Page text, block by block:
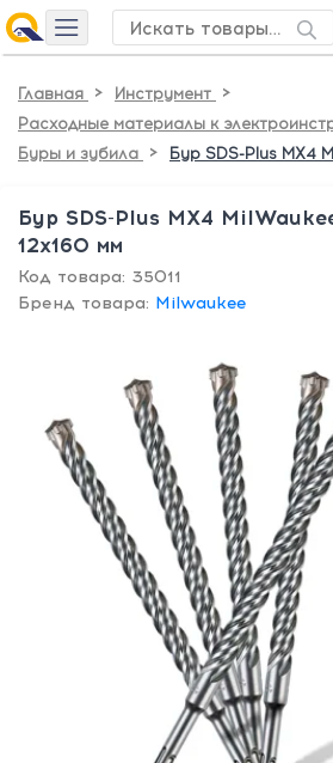
Главная > Инструмент >
Расходные материалы к
Буры и зубила > Бур SDS-Plus MX4
Бур SDS-Plus MX4
12х160 мм
Код товара: 35011
Бренд товара: Milwaukee